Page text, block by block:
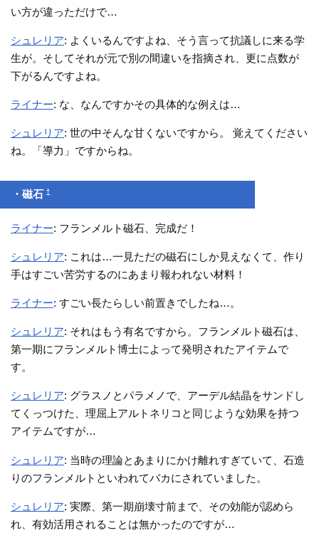
い方が違っただけで…
シュレリア: よくいるんですよね、そう言って抗議しに来る学
生が。そしてそれが元で別の間違いを指摘され、更に点数が
下がるんですよね。
ライナー: な、なんですかその具体的な例えは…
シュレリア: 世の中そんな甘くないですから。 覚えてください
ね。「導力」ですからね。
・磁石†
ライナー: フランメルト磁石、完成だ！
シュレリア: これは…一見ただの磁石にしか見えなくて、作り
手はすごい苦労するのにあまり報われない材料！
ライナー: すごい長たらしい前置きでしたね…。
シュレリア: それはもう有名ですから。フランメルト磁石は、
第一期にフランメルト博士によって発明されたアイテムで
す。
シュレリア: グラスノとパラメノで、アーデル結晶をサンドし
てくっつけた、理屈上アルトネリコと同じような効果を持つ
アイテムですが…
シュレリア: 当時の理論とあまりにかけ離れすぎていて、石造
りのフランメルトといわれてバカにされていました。
シュレリア: 実際、第一期崩壊寸前まで、その効能が認めら
れ、有効活用されることは無かったのですが…